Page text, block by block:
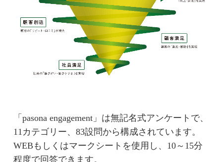
「pasona engagement」は無記名式アンケートで、
11カテゴリー、83設問から構成されています。
WEBもしくはマークシートを使用し、10～15分
程度で回答できます。